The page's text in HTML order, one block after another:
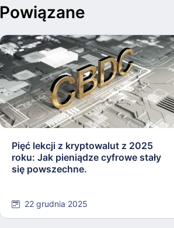
Powiązane
Pięć lekcji z kryptowalut z 2025
roku: Jak pieniądze cyfrowe stały
się powszechne.
22 grudnia 2025